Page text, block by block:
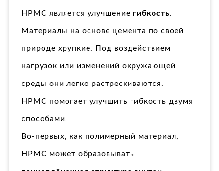
HPMC является улучшение гибкость.
Материалы на основе цемента по своей
природе хрупкие. Под воздействием
нагрузок или изменений окружающей
среды они легко растрескиваются.
HPMC помогает улучшить гибкость двумя
способами.
Во-первых, как полимерный материал,
HPMC может образовывать